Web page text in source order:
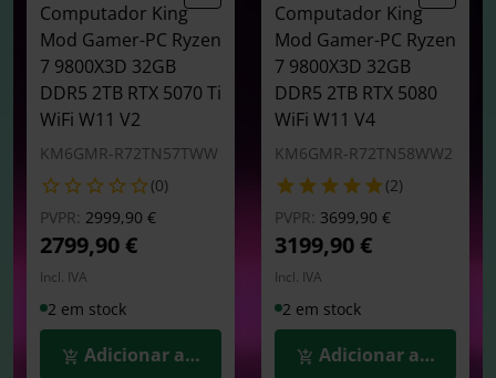
Computador King
Mod Gamer-PC Ryzen
7 9800X3D 32GB
DDR5 2TB RTX 5070 Ti
WiFi W11 V2
KM6GMR-R72TN57TWW
(0)
PVPR: Preço reduzido de
2999,90 €para
2799,90 €
Incl. IVA
2 em stock
Adicionar ao Carrinho
Computador King
Mod Gamer-PC Ryzen
7 9800X3D 32GB
DDR5 2TB RTX 5080
WiFi W11 V4
KM6GMR-R72TN58WW2
(2)
PVPR: Preço reduzido de
3699,90 €para
3199,90 €
Incl. IVA
2 em stock
Adicionar ao